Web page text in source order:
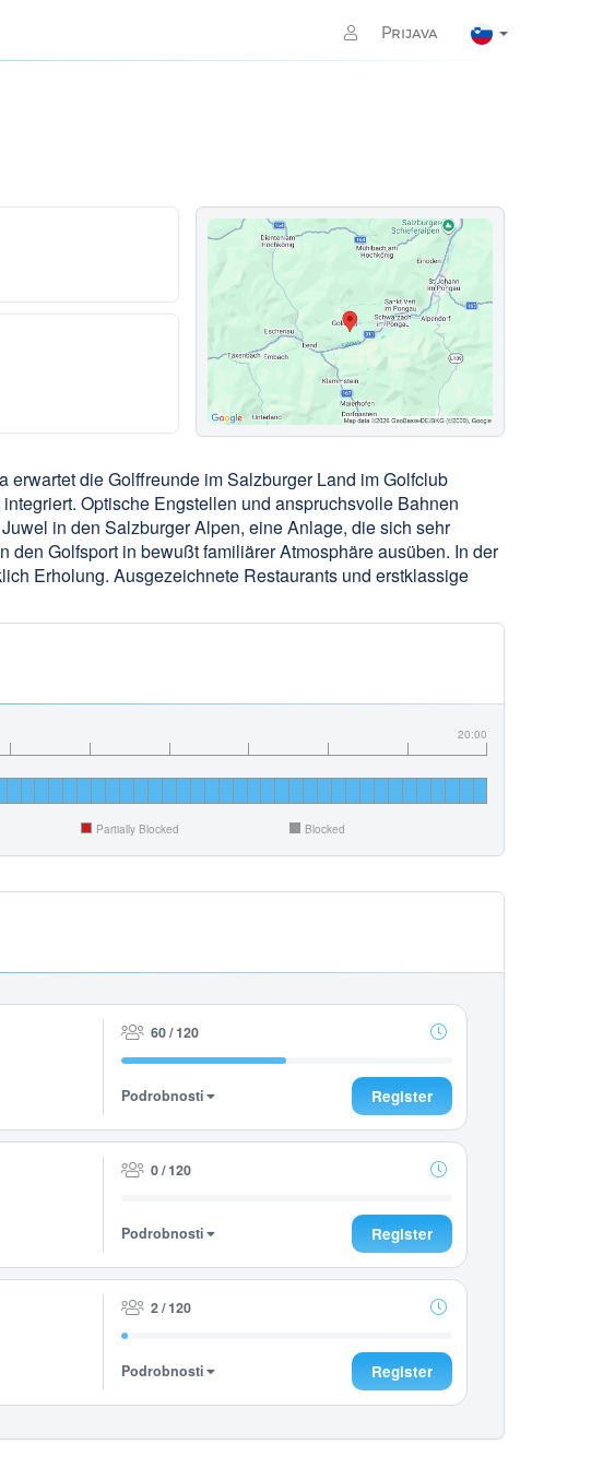
Prijava
die Golffreunde im Salzburger Land im Golfclub
Optische Engstellen und anspruchsvolle Bahnen
in den Salzburger Alpen, eine Anlage, die sich sehr
Golfsport in bewußt familiärer Atmosphäre ausüben. In der
Erholung. Ausgezeichnete Restaurants und erstklassige
20:00
Partially Blocked Blocked
60 / 120
Podrobnosti Register
0 / 120
Podrobnosti Register
2 / 120
Podrobnosti Register